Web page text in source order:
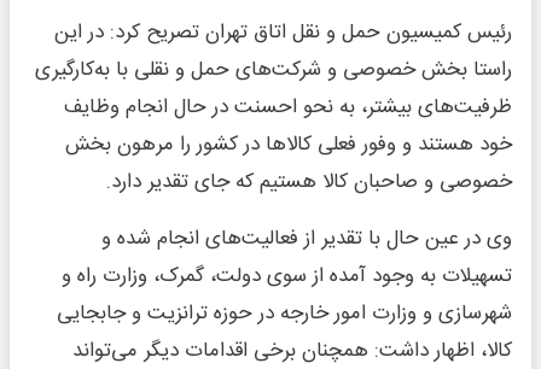
رئیس کمیسیون حمل و نقل اتاق تهران تصریح کرد: در این
راستا بخش خصوصی و شرکت‌های حمل و نقلی با به‌کارگیری
ظرفیت‌های بیشتر، به نحو احسنت در حال انجام وظایف
خود هستند و وفور فعلی کالاها در کشور را مرهون بخش
خصوصی و صاحبان کالا هستیم که جای تقدیر دارد.
وی در عین حال با تقدیر از فعالیت‌های انجام شده و
تسهیلات به وجود آمده از سوی دولت، گمرک، وزارت راه و
شهرسازی و وزارت امور خارجه در حوزه ترانزیت و جابجایی
کالا، اظهار داشت: همچنان برخی اقدامات دیگر می‌تواند